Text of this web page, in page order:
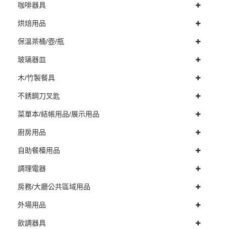
咖啡器具
烘焙用品
保溫茶桶/壺/瓶
玻璃器皿
木/竹製餐具
不銹鋼刀叉匙
菜單本/結帳用品/展示用品
廚房用品
自助餐檯用品
調理電器
房務/大廳公共區域用品
外場用品
飲調器具